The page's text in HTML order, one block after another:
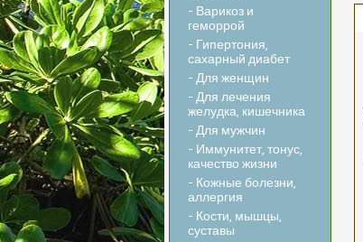
- Варикоз и
геморрой
- Гипертония,
сахарный диабет
- Для женщин
- Для лечения
желудка, кишечника
- Для мужчин
- Иммунитет, тонус,
качество жизни
- Кожные болезни,
аллергия
- Кости, мышцы,
суставы